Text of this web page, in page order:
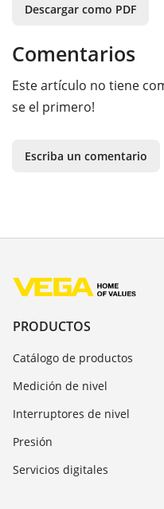
Descargar como PDF
Comentarios
Este artículo no tiene
se el primero!
Escriba un comentario
PRODUCTOS
Catálogo de productos
Medición de nivel
Interruptores de nivel
Presión
Servicios digitales